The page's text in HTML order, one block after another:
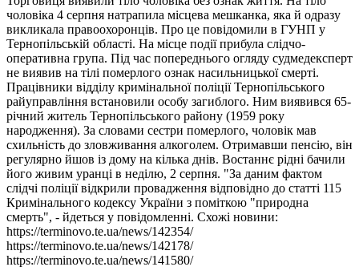
чоловіка 4 серпня натрапила місцева мешканка, яка й одразу
викликала правоохоронців. Про це повідомили в ГУНП у
Тернопільській області. На місце події прибула слідчо-
оперативна група. Під час попереднього огляду судмедексперт
не виявив на тілі померлого ознак насильницької смерті.
Працівники відділу кримінальної поліції Тернопільського
райуправління встановили особу загиблого. Ним виявився 65-
річний житель Тернопільського району (1959 року
народження). За словами сестри померлого, чоловік мав
схильність до зловживання алкоголем. Отримавши пенсію, він
регулярно йшов із дому на кілька днів. Востаннє рідні бачили
його живим уранці в неділю, 2 серпня. "За даним фактом
слідчі поліції відкрили провадження відповідно до статті 115
Кримінального кодексу України з поміткою "природна
смерть", - йдеться у повідомленні. Схожі новини:
https://terminovo.te.ua/news/142354/
https://terminovo.te.ua/news/142178/
https://terminovo.te.ua/news/141580/